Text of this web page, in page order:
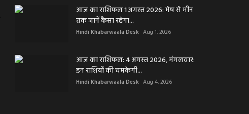
आज का राशिफल 1 अगस्त 2026: मेष से मीन
तक जानें कैसा रहेगा...
Hindi Khabarwaala Desk Aug 1, 2026
आज का राशिफल: 4 अगस्त 2026, मंगलवार:
इन राशियों की चमकेगी...
Hindi Khabarwaala Desk Aug 4, 2026